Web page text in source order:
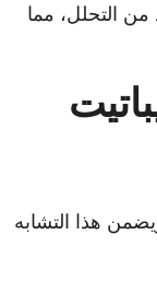
من التحلل، مما
هذا التشابه